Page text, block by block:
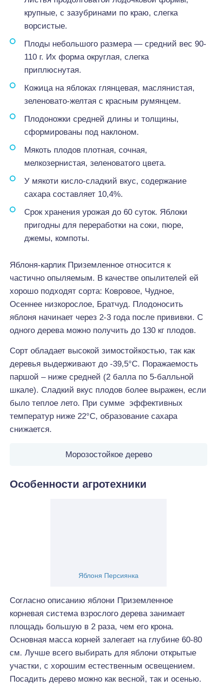
крупные, с зазубринами по краю, слегка
ворсистые.
Плоды небольшого размера — средний вес 90-
110 г. Их форма округлая, слегка
приплюснутая.
Кожица на яблоках глянцевая, маслянистая,
зеленовато-желтая с красным румянцем.
Плодоножки средней длины и толщины,
сформированы под наклоном.
Мякоть плодов плотная, сочная,
мелкозернистая, зеленоватого цвета.
У мякоти кисло-сладкий вкус, содержание
сахара составляет 10,4%.
Срок хранения урожая до 60 суток. Яблоки
пригодны для переработки на соки, пюре,
джемы, компоты.
Яблоня-карлик Приземленное относится к
частично опыляемым. В качестве опылителей ей
хорошо подходят сорта: Ковровое, Чудное,
Осеннее низкорослое, Братчуд. Плодоносить
яблоня начинает через 2-3 года после прививки. С
одного дерева можно получить до 130 кг плодов.
Сорт обладает высокой зимостойкостью, так как
деревья выдерживают до -39,5°C. Поражаемость
паршой – ниже средней (2 балла по 5-балльной
шкале). Сладкий вкус плодов более выражен, если
было теплое лето. При сумме эффективных
температур ниже 22°C, образование сахара
снижается.
Морозостойкое дерево
Особенности агротехники
Яблоня Персиянка
Согласно описанию яблони Приземленное
корневая система взрослого дерева занимает
площадь большую в 2 раза, чем его крона.
Основная масса корней залегает на глубине 60-80
см. Лучше всего выбирать для яблони открытые
участки, с хорошим естественным освещением.
Посадить дерево можно как весной, так и осенью.